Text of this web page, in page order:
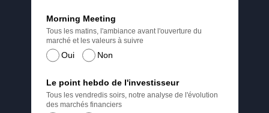
Oui Non
Morning Meeting
Tous les matins, l'ambiance avant l'ouverture du
marché et les valeurs à suivre
Le point hebdo de l'investisseur
Tous les vendredis soirs, notre analyse de l'évolution
des marchés financiers